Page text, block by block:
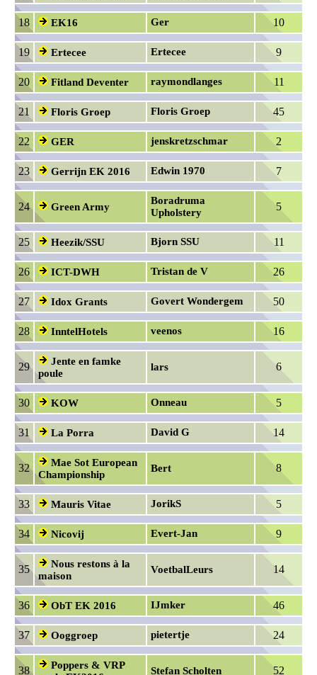
18 EK16 Ger 10
19 Ertecee Ertecee 9
20 Fitland Deventer raymondlanges 11
21 Floris Groep Floris Groep 45
22 GER jenskretzschmar 2
23 Gerrijn EK 2016 Edwin 1970 7
24 Green Army
Boradruma
Upholstery
5
25 Heezik/SSU Bjorn SSU 11
26 ICT-DWH Tristan de V 26
27 Idox Grants Govert Wondergem 50
28 InntelHotels veenos 16
29
Jente en famke
poule
lars 6
30 KOW Onneau 5
31 La Porra David G 14
32
Mae Sot European
Championship
Bert 8
33 Mauris Vitae JorikS 5
34 Nicovij Evert-Jan 9
35
Nous restons à la
maison
VoetbalLeurs 14
36 ObT EK 2016 IJmker 46
37 Ooggroep pietertje 24
38
Poppers & VRP
Stefan Scholten 52